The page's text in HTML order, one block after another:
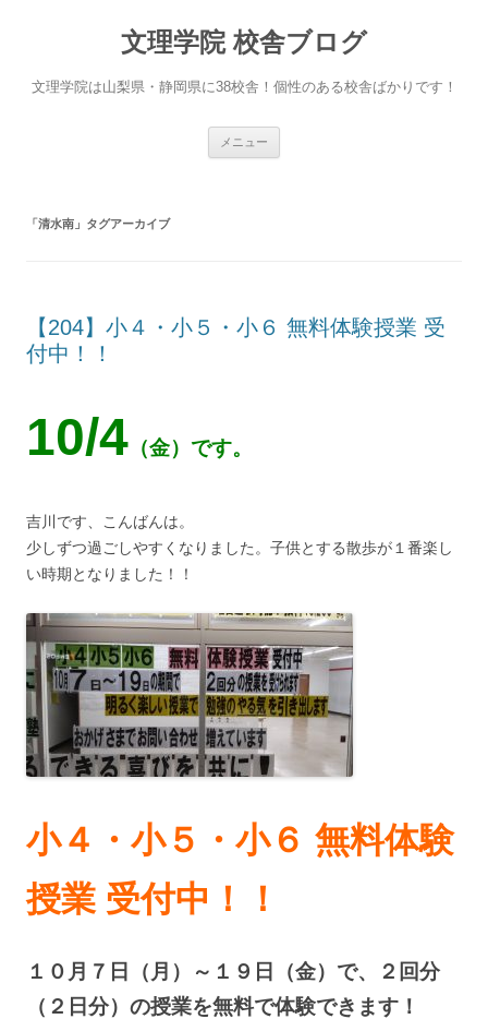
文理学院 校舎ブログ
文理学院は山梨県・静岡県に38校舎！個性のある校舎ばかりです！
メニュー
「清水南 」タグアーカイブ
【204】小４・小５・小６ 無料体験授業 受
付中！！
10/4 （金）です。
吉川です、こんばんは。
少しずつ過ごしやすくなりました。子供とする散歩が１番楽し
い時期となりました！！
小４・小５・小６ 無料体験
授業 受付中！！
１０月７日（月）～１９日（金）で、２回分
（２日分）の授業を無料で体験できます！